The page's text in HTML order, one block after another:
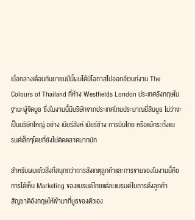
เมื่อกลางเดือนกันยายนปีนี้ผมได้มีโอกาสไปออกอีเวนท์งาน The
Colours of Thailand ที่ห้าง Westfields London ประเทศอังกฤษใน
ฐานะผู้จัดบูธ ซึ่งในงานนี้มีบริษัทจากประเทศไทยประมาณยี่สิบบูธ ไม่ว่าจะ
เป็นบริษัทใหญ่ อย่าง เบียร์สิงห์ เบียร์ช้าง การบินไทย หรือแม้กระทั้งแบ
รนด์เล็กๆโดยที่ยังไม่ติดตลาดมากนัก
สำหรับผมแล้วสิ่งที่สนุกกว่าการสังเกตุลูกค้าและการขายของในงานนี้คือ
การได้เห็น Marketing ของแบรนด์ไทยแต่ละแบรนด์ในการดึงลูกค้า
สัญชาติอังกฤษให้เข้ามาที่บูธของตัวเอง